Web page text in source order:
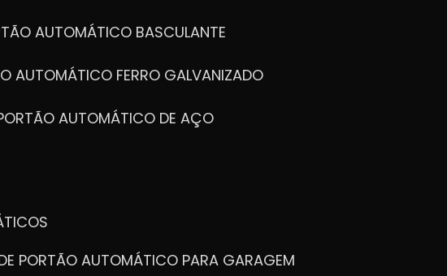
AUTOMÁTICO BASCULANTE
AUTOMÁTICO FERRO GALVANIZADO
PORTÃO AUTOMÁTICO DE AÇO
DE PORTÃO AUTOMÁTICO PARA GARAGEM